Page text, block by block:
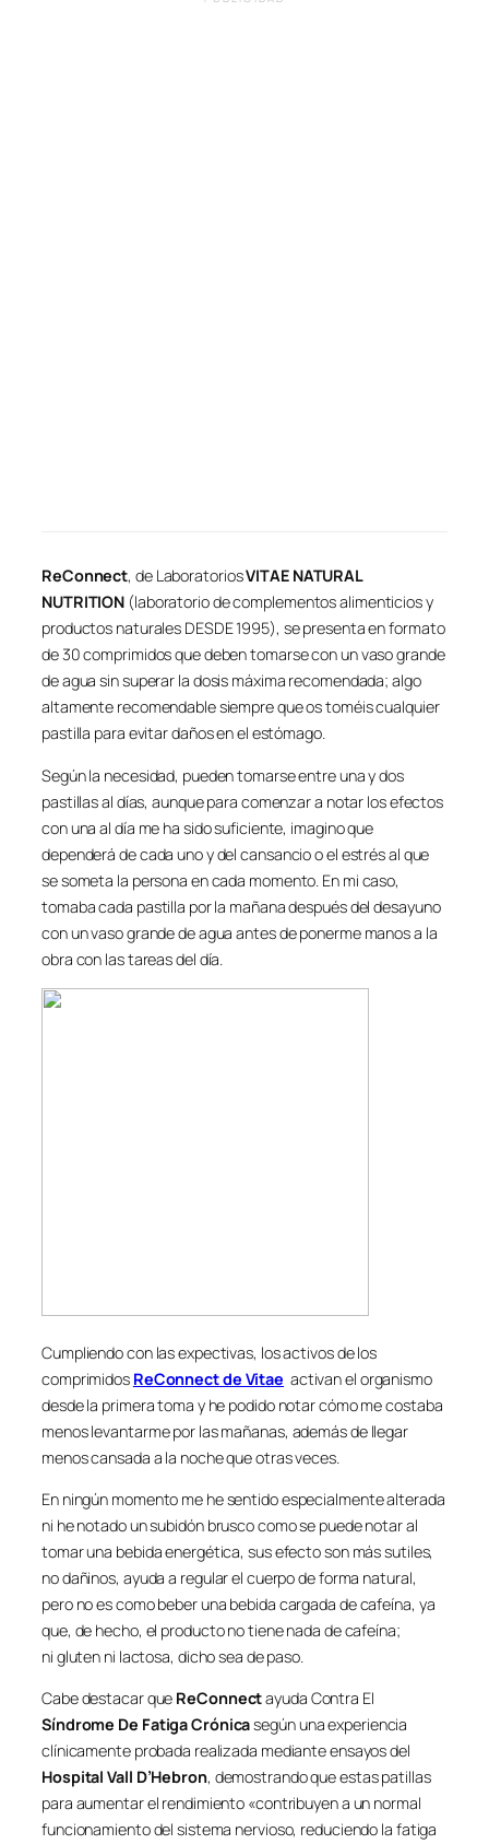
ReConnect, de LaboratoriosVITAE NATURAL
NUTRITION (laboratorio de complementos alimenticios y
productos naturales DESDE 1995), se presenta en formato
de 30 comprimidos que deben tomarse con un vaso grande
de agua sin superar la dosis máxima recomendada; algo
altamente recomendable siempre que os toméis cualquier
pastilla para evitar daños en el estómago.
Según la necesidad, pueden tomarse entre una y dos
pastillas al días, aunque para comenzar a notar los efectos
con una al día me ha sido suficiente, imagino que
dependerá de cada uno y del cansancio o el estrés al que
se someta la persona en cada momento. En mi caso,
tomaba cada pastilla por la mañana después del desayuno
con un vaso grande de agua antes de ponerme manos a la
obra con las tareas del día.
Cumpliendo con las expectivas, los activos de los
comprimidos ReConnect de Vitae activan el organismo
desde la primera toma y he podido notar cómo me costaba
menos levantarme por las mañanas, además de llegar
menos cansada a la noche que otras veces.
En ningún momento me he sentido especialmente alterada
ni he notado un subidón brusco como se puede notar al
tomar una bebida energética, sus efecto son más sutiles,
no dañinos, ayuda a regular el cuerpo de forma natural,
pero no es como beber una bebida cargada de cafeína, ya
que, de hecho, el producto no tiene nada de cafeína;
ni gluten ni lactosa, dicho sea de paso.
Cabe destacar que ReConnectayuda Contra El
Síndrome De Fatiga Crónicasegún una experiencia
clínicamente probada realizada mediante ensayos del
Hospital Vall D’Hebron, demostrando que estas patillas
para aumentar el rendimiento «contribuyen a un normal
funcionamiento del sistema nervioso, reduciendo la fatiga